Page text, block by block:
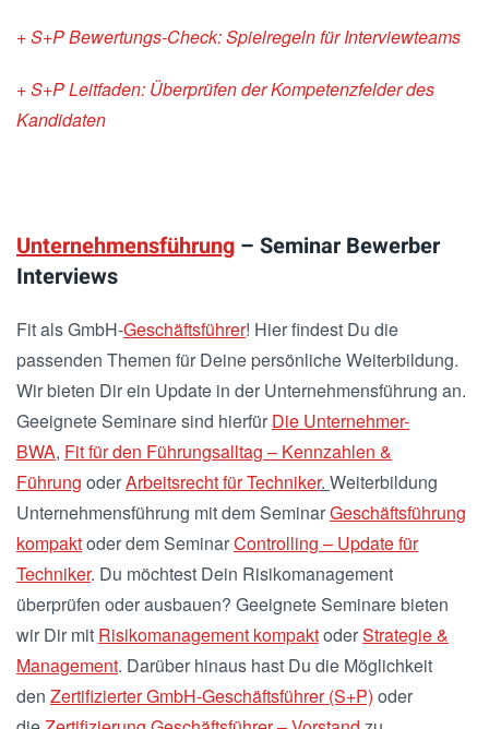
+ S+P Bewertungs-Check: Spielregeln für Interviewteams
+ S+P Leitfaden: Überprüfen der Kompetenzfelder des
Kandidaten
Unternehmensführung – Seminar Bewerber
Interviews
Fit als GmbH-Geschäftsführer! Hier findest Du die
passenden Themen für Deine persönliche Weiterbildung.
Wir bieten Dir ein Update in der Unternehmensführung an.
Geeignete Seminare sind hierfür Die Unternehmer-
BWA, Fit für den Führungsalltag – Kennzahlen &
Führung oderArbeitsrecht für Techniker. Weiterbildung
Unternehmensführung mit dem SeminarGeschäftsführung
kompaktoder dem SeminarControlling – Update für
Techniker. Du möchtest Dein Risikomanagement
überprüfen oder ausbauen? Geeignete Seminare bieten
wir Dir mit Risikomanagement kompaktoderStrategie &
Management. Darüber hinaus hast Du die Möglichkeit
den Zertifizierter GmbH-Geschäftsführer (S+P) oder